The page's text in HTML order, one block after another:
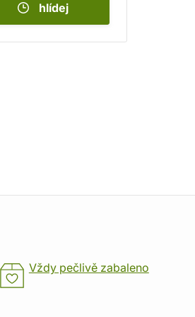
hlídej
Vždy pečlivě zabaleno